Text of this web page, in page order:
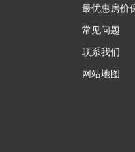
最优惠房价
常见问题
联系我们
网站地图